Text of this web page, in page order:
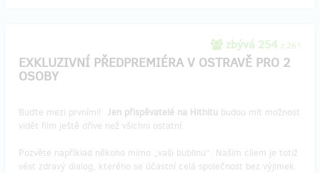
zbývá 254 z 261
EXKLUZIVNÍ PŘEDPREMIÉRA V OSTRAVĚ PRO 2
OSOBY
Buďte mezi prvními! Jen přispěvatelé na Hithitu budou mít možnost
vidět film ještě dříve než všichni ostatní.
Pozvěte například někoho mimo „vaši bublinu“. Našim cílem je totiž
vést zdravý dialog, kterého se účastní celá společnost bez výjimek.